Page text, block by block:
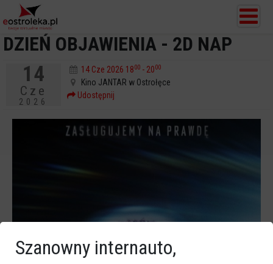
DZIEŃ OBJAWIENIA - 2D NAP
14
Cze
2026
14 Cze 2026 1800 - 2000
Kino JANTAR w Ostrołęce
Udostępnij
Szanowny internauto,